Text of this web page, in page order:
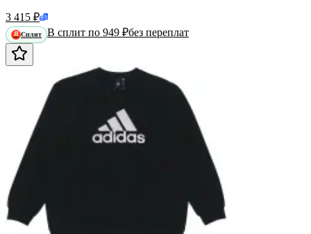
3 415 ₽
Я Сплит В сплит по 949 ₽без переплат